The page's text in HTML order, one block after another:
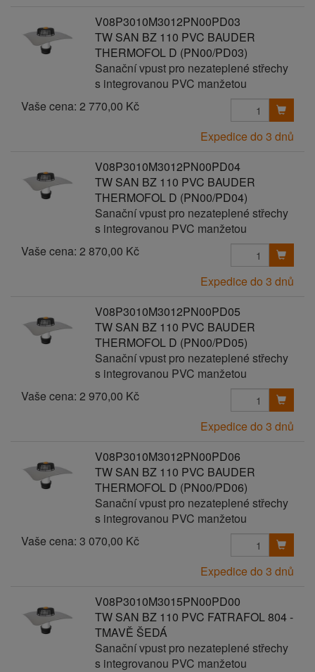
V08P3010M3012PN00PD03
TW SAN BZ 110 PVC BAUDER
THERMOFOL D (PN00/PD03)
Sanační vpust pro nezateplené střechy
s integrovanou PVC manžetou
Vaše cena: 2 770,00 Kč
Expedice do 3 dnů
V08P3010M3012PN00PD04
TW SAN BZ 110 PVC BAUDER
THERMOFOL D (PN00/PD04)
Sanační vpust pro nezateplené střechy
s integrovanou PVC manžetou
Vaše cena: 2 870,00 Kč
Expedice do 3 dnů
V08P3010M3012PN00PD05
TW SAN BZ 110 PVC BAUDER
THERMOFOL D (PN00/PD05)
Sanační vpust pro nezateplené střechy
s integrovanou PVC manžetou
Vaše cena: 2 970,00 Kč
Expedice do 3 dnů
V08P3010M3012PN00PD06
TW SAN BZ 110 PVC BAUDER
THERMOFOL D (PN00/PD06)
Sanační vpust pro nezateplené střechy
s integrovanou PVC manžetou
Vaše cena: 3 070,00 Kč
Expedice do 3 dnů
V08P3010M3015PN00PD00
TW SAN BZ 110 PVC FATRAFOL 804 -
TMAVĚ ŠEDÁ
Sanační vpust pro nezateplené střechy
s integrovanou PVC manžetou